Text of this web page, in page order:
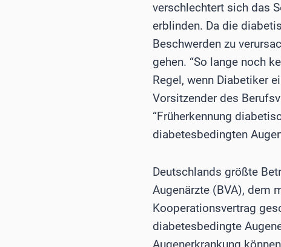
verschlechtert sich das
erblinden. Da die
Beschwerden zu
gehen. “So lange noch
Regel, wenn Diabetiker
Vorsitzender des
“Früherkennung
diabetesbedingten
Deutschlands größte
Augenärzte (BVA), dem
Kooperationsvertrag
diabetesbedingte